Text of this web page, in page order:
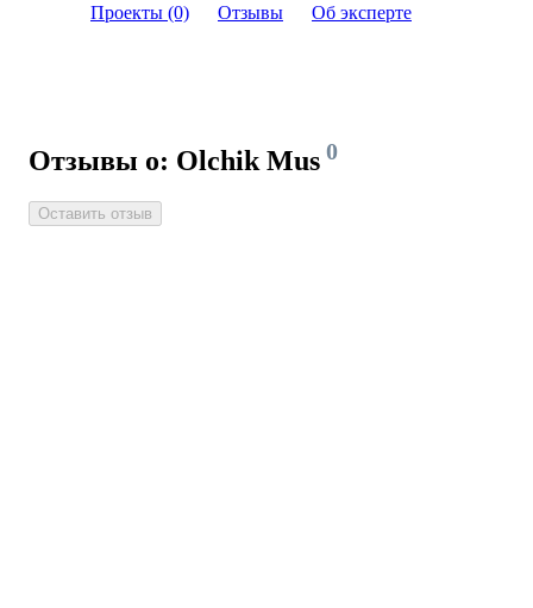
Проекты (0) Отзывы Об эксперте
Отзывы о: Olchik Mus 0
Оставить отзыв